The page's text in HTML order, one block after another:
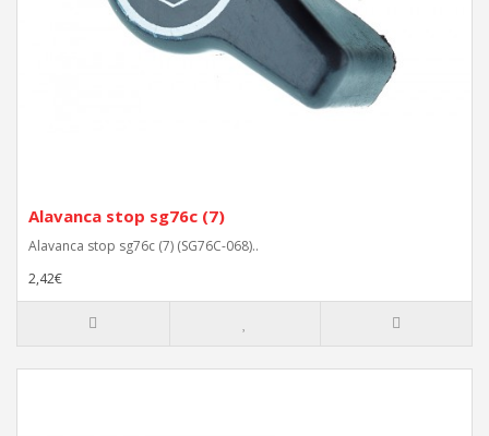
Alavanca stop sg76c (7)
Alavanca stop sg76c (7) (SG76C-068)..
2,42€